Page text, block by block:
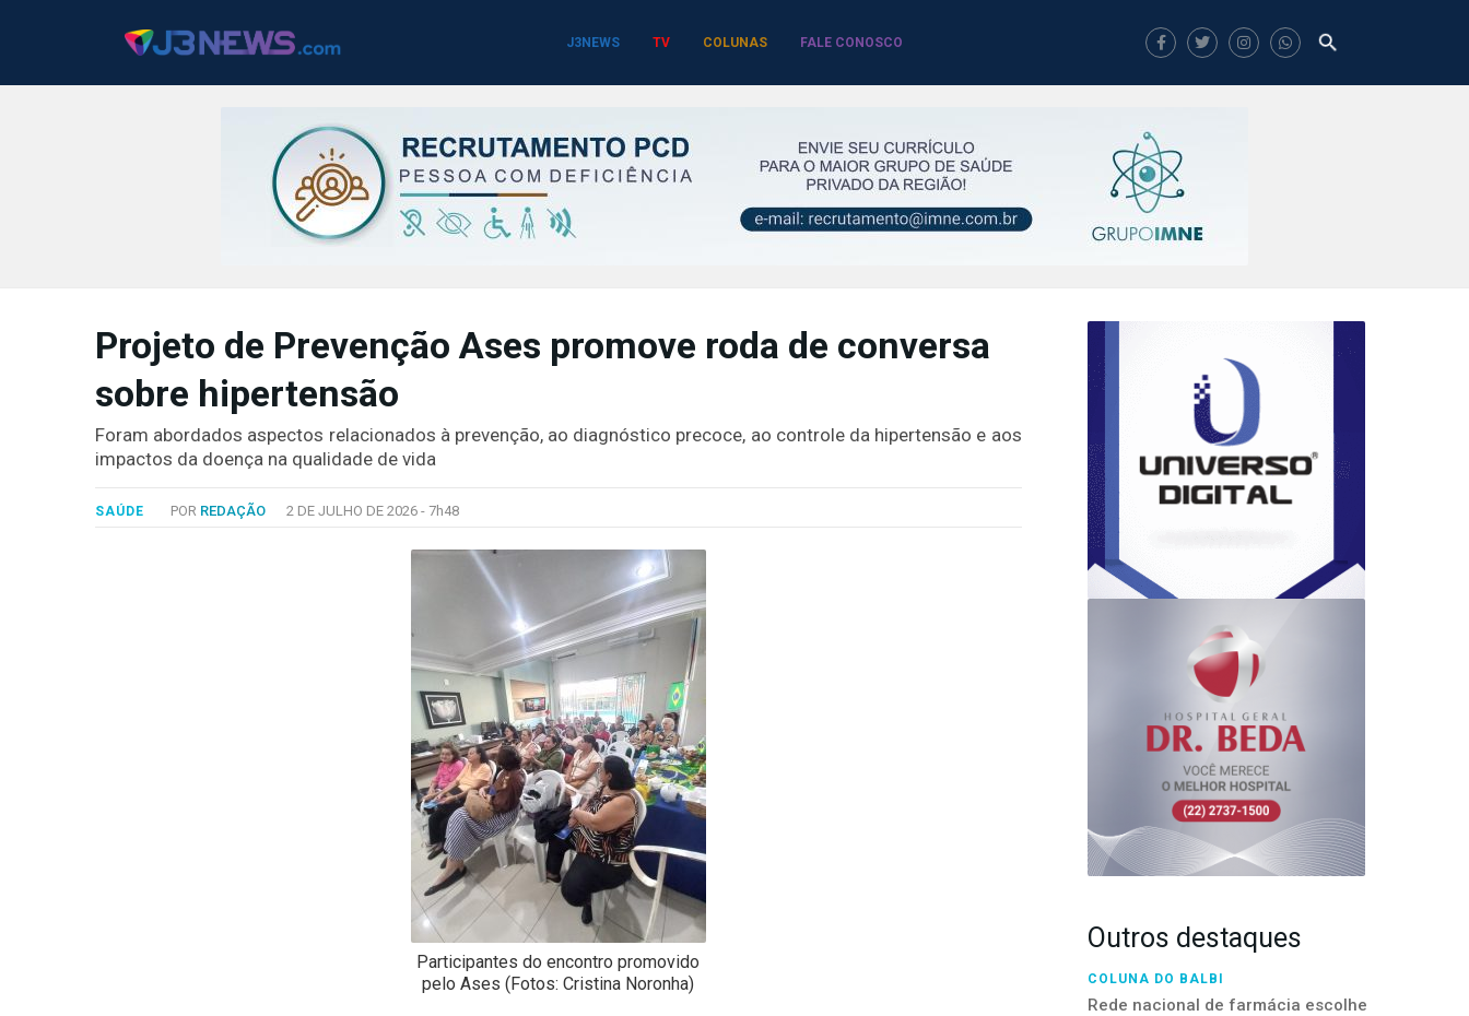
J3NEWS TV COLUNAS FALE CONOSCO
Desenvolvido
Projeto de Prevenção Ases promove roda de conversa
sobre hipertensão
Foram abordados aspectos relacionados à prevenção, ao diagnóstico precoce, ao controle da hipertensão e aos
impactos da doença na qualidade de vida
SAÚDE POR REDAÇÃO 2 DE JULHO DE 2026 - 7h48
Participantes do encontro promovido
pelo Ases (Fotos: Cristina Noronha)
Outros destaques
COLUNA DO BALBI
Rede nacional de farmácia escolhe